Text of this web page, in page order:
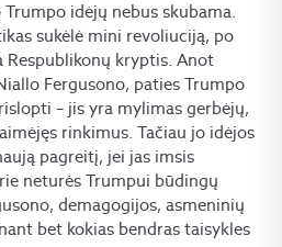
idėjų nebus skubama.
sukėlė mini revoliuciją, po
Respublikonų kryptis. Anot
Fergusono, paties Trumpo
– jis yra mylimas gerbėjų,
rinkimus. Tačiau jo idėjos
pagreitį, jei jas imsis
neturės Trumpui būdingų
demagogijos, asmeninių
bet kokias bendras taisykles